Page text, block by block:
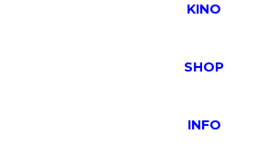
KINO
SHOP
INFO